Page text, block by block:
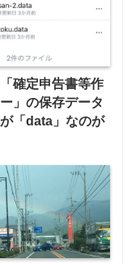
確定申告書等作
」の保存データ
「data」なのが